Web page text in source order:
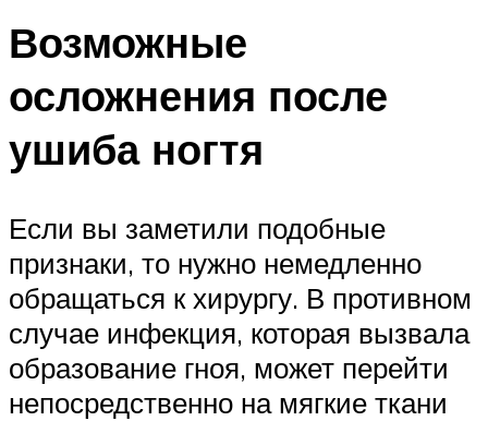
Возможные
осложнения после
ушиба ногтя
Если вы заметили подобные
признаки, то нужно немедленно
обращаться к хирургу. В противном
случае инфекция, которая вызвала
образование гноя, может перейти
непосредственно на мягкие ткани